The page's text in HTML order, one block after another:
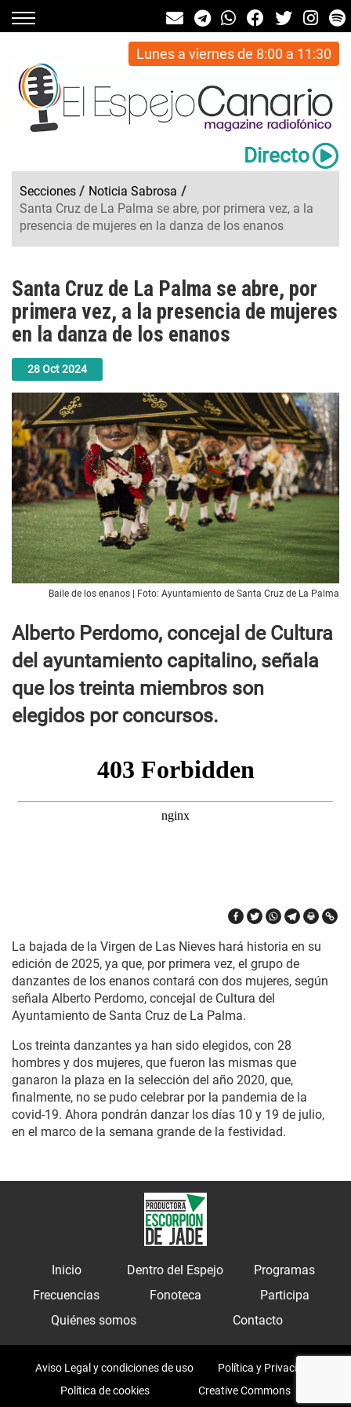
Lunes a viernes de 8:00 a 11:30
Directo
Secciones / Noticia Sabrosa /
Santa Cruz de La Palma se abre, por primera vez, a la
presencia de mujeres en la danza de los enanos
28Oct2024
Santa Cruz de La Palma se abre, por
primera vez, a la presencia de mujeres
en la danza de los enanos
Baile de los enanos | Foto: Ayuntamiento de Santa Cruz de La Palma
Alberto Perdomo, concejal de Cultura
del ayuntamiento capitalino, señala
que los treinta miembros son
elegidos por concursos.
La bajada de la Virgen de Las Nieves hará historia en su
edición de 2025, ya que, por primera vez, el grupo de
danzantes de los enanos contará con dos mujeres, según
señala Alberto Perdomo, concejal de Cultura del
Ayuntamiento de Santa Cruz de La Palma.
Los treinta danzantes ya han sido elegidos, con 28
hombres y dos mujeres, que fueron las mismas que
ganaron la plaza en la selección del año 2020, que,
finalmente, no se pudo celebrar por la pandemia de la
covid-19. Ahora pondrán danzar los días 10 y 19 de julio,
en el marco de la semana grande de la festividad.
Inicio Dentro del Espejo
Programas
Frecuencias
Fonoteca
Participa
Quiénes somos
Contacto
Aviso Legal y condiciones de uso
Política y Privacidad
Política de cookies
Creative Commons